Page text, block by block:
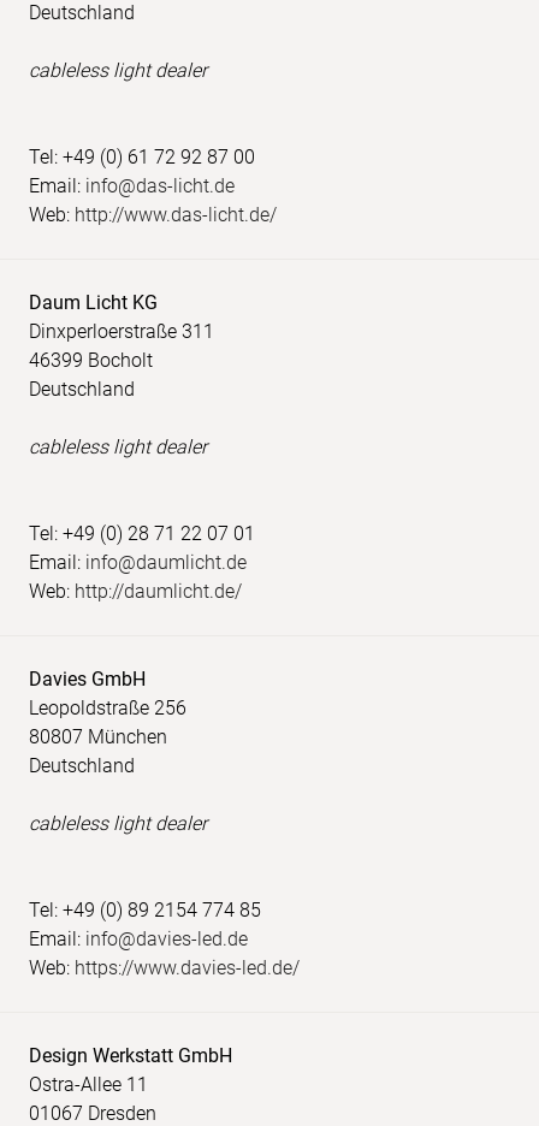
Deutschland
cableless light dealer
Tel: +49 (0) 61 72 92 87 00
Email: info@das-licht.de
Web: http://www.das-licht.de/
Daum Licht KG
Dinxperloerstraße 311
46399 Bocholt
Deutschland
cableless light dealer
Tel: +49 (0) 28 71 22 07 01
Email: info@daumlicht.de
Web: http://daumlicht.de/
Davies GmbH
Leopoldstraße 256
80807 München
Deutschland
cableless light dealer
Tel: +49 (0) 89 2154 774 85
Email: info@davies-led.de
Web: https://www.davies-led.de/
Design Werkstatt GmbH
Ostra-Allee 11
01067 Dresden